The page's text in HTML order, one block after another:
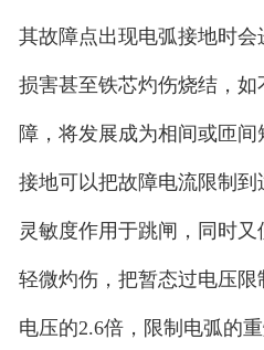
其故障点出现电弧接地时
损害甚至铁芯灼伤烧结，
障，将发展成为相间或匝
接地可以把故障电流限制
灵敏度作用于跳闸，同时
轻微灼伤，把暂态过电压
电压的2.6倍，限制电弧的